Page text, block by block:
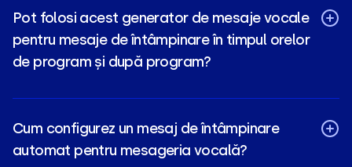
Pot folosi acest generator de mesaje vocale
pentru mesaje de întâmpinare în timpul orelor
de program și după program?
Cum configurez un mesaj de întâmpinare
automat pentru mesageria vocală?